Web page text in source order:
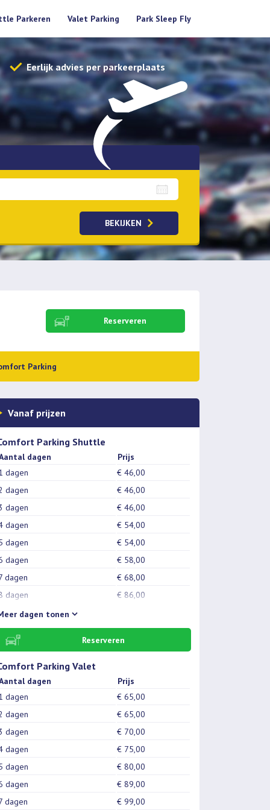
Parkeren Valet Parking Park Sleep Fly
Eerlijk advies per parkeerplaats
BEKIJKEN
Reserveren
Parking
Vanaf prijzen
Parking Shuttle
dagen
Prijs
dagen
€ 46,00
dagen
€ 46,00
dagen
€ 46,00
dagen
€ 54,00
dagen
€ 54,00
dagen
€ 58,00
dagen
€ 68,00
dagen
€ 86,00
dagen
dagen
€ 98,00
11 dagen
dagen
dagen
€ 114,00
14 dagen
€ 128,00
dagen
€ 126,00
dagen
€ 136,00
dagen
€ 146,00
dagen
€ 156,00
dagen
€ 166,00
20 dagen
€ 176,00
dagen tonen
Reserveren
Parking Valet
dagen
Prijs
dagen
€ 65,00
dagen
€ 65,00
dagen
€ 70,00
dagen
€ 75,00
dagen
€ 80,00
dagen
€ 89,00
dagen
€ 99,00